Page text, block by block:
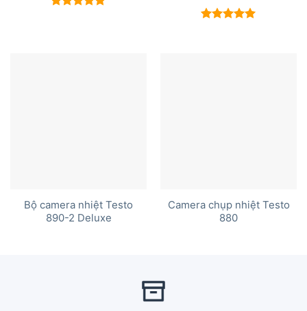
Bộ camera nhiệt Testo
890-2 Deluxe
Camera chụp nhiệt Testo
880